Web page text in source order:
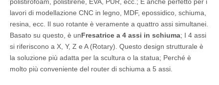
lavori di modellazione CNC in legno, MDF, epossidico, schiuma,
resina, ecc. Il suo rotante è veramente a quattro assi simultanei.
Basato su questo, è unFresatrice a 4 assi in schiuma; I 4 assi
si riferiscono a X, Y, Z e A (Rotary). Questo design strutturale è
la soluzione più adatta per la scultura o la statua; Perché è
molto più conveniente del router di schiuma a 5 assi.